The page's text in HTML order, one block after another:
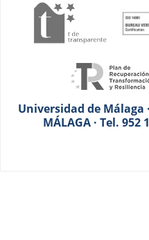
Universidad de Málaga
MÁLAGA · Tel. 952